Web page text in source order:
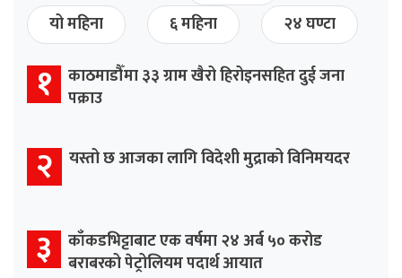
यो महिना
६ महिना २४ घण्टा
१ काठमाडौँमा ३३ ग्राम खैरो हिरोइनसहित दुई जना
पक्राउ
२ यस्तो छ आजका लागि विदेशी मुद्राको विनिमयदर
३ काँकडभिट्टाबाट एक वर्षमा २४ अर्ब ५० करोड
बराबरको पेट्रोलियम पदार्थ आयात